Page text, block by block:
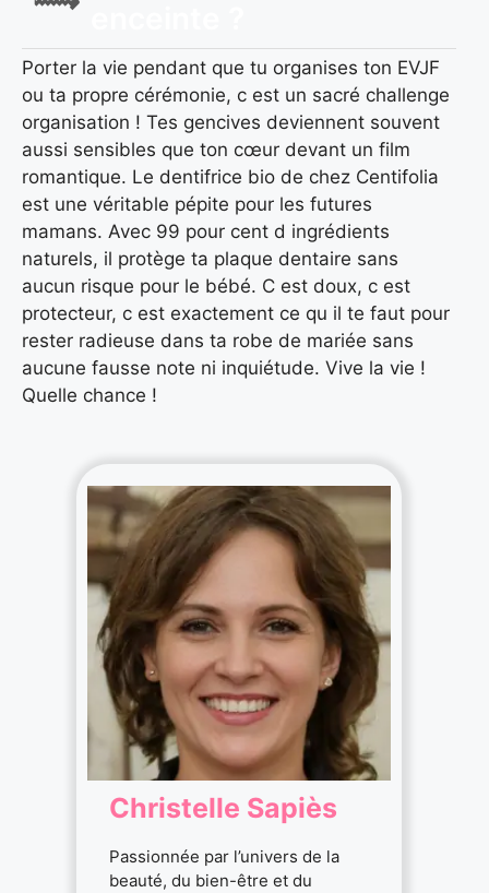
Porter la vie pendant que tu organises ton EVJF
ou ta propre cérémonie, c est un sacré challenge
organisation ! Tes gencives deviennent souvent
aussi sensibles que ton cœur devant un film
romantique. Le dentifrice bio de chez Centifolia
est une véritable pépite pour les futures
mamans. Avec 99 pour cent d ingrédients
naturels, il protège ta plaque dentaire sans
aucun risque pour le bébé. C est doux, c est
protecteur, c est exactement ce qu il te faut pour
rester radieuse dans ta robe de mariée sans
aucune fausse note ni inquiétude. Vive la vie !
Quelle chance !
Christelle Sapiès
Passionnée par l’univers de la
beauté, du bien-être et du